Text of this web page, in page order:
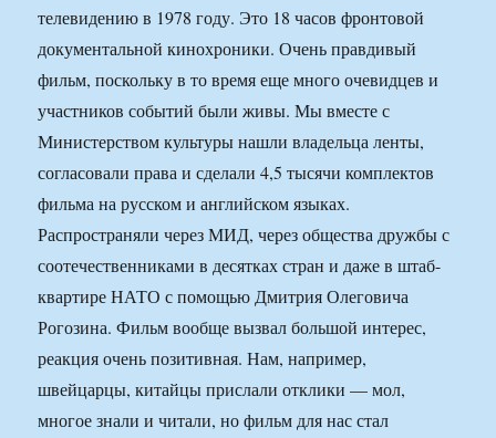
телевидению в 1978 году. Это 18 часов фронтовой
документальной кинохроники. Очень правдивый
фильм, поскольку в то время еще много очевидцев и
участников событий были живы. Мы вместе с
Министерством культуры нашли владельца ленты,
согласовали права и сделали 4,5 тысячи комплектов
фильма на русском и английском языках.
Распространяли через МИД, через общества дружбы с
соотечественниками в десятках стран и даже в штаб-
квартире НАТО с помощью Дмитрия Олеговича
Рогозина. Фильм вообще вызвал большой интерес,
реакция очень позитивная. Нам, например,
швейцарцы, китайцы прислали отклики — мол,
многое знали и читали, но фильм для нас стал